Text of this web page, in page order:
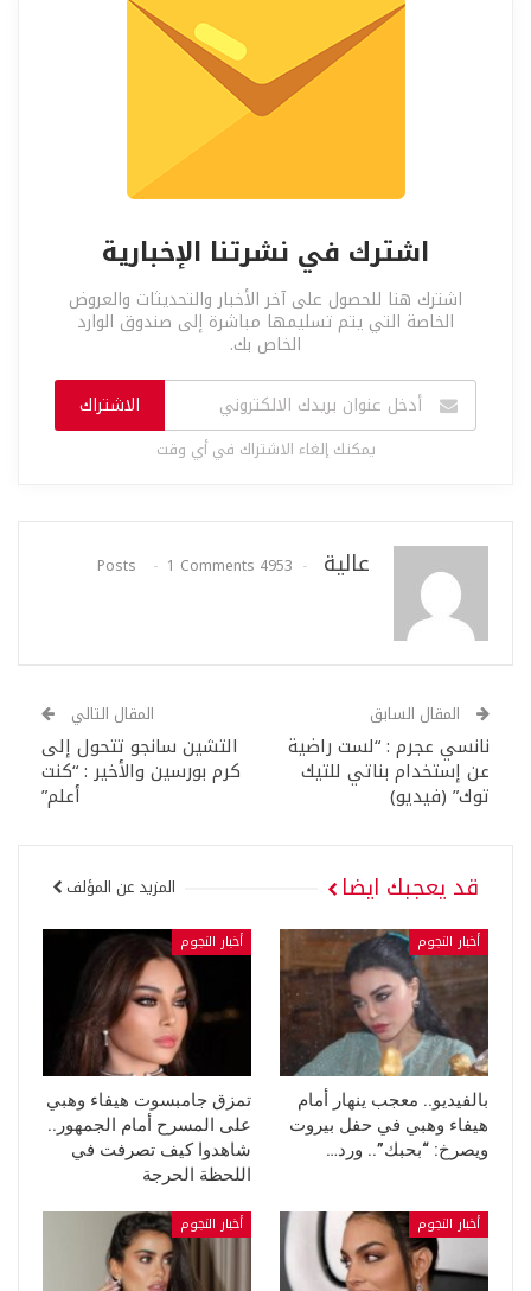
اشترك في نشرتنا الإخبارية
اشترك هنا للحصول على آخر الأخبار والتحديثات والعروض
الخاصة التي يتم تسليمها مباشرة إلى صندوق الوارد
الخاص بك.
الاشتراك
يمكنك إلغاء الاشتراك في أي وقت
عالية 4953 Posts
1 Comments
المقال السابق
نانسي عجرم : “لست راضية
عن إستخدام بناتي للتيك
توك” (فيديو)
المقال التالي
التشين سانجو تتحول إلى
كرم بورسين والأخير : “كنت
أعلم”
قد يعجبك ايضا المزيد عن المؤلف
أخبار النجوم
بالفيديو.. معجب ينهار أمام
هيفاء وهبي في حفل بيروت
ويصرخ: “بحبك”.. ورد…
أخبار النجوم
تمزق جامبسوت هيفاء وهبي
على المسرح أمام الجمهور..
شاهدوا كيف تصرفت في
اللحظة الحرجة
أخبار النجوم أخبار النجوم